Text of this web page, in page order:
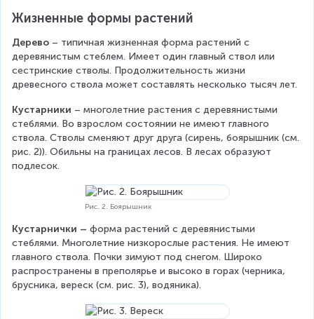
Жизненные формы растений
Дерево – типичная жизненная форма растений с
деревянистым стеблем. Имеет один главный ствол или
сестринские стволы. Продолжительность жизни
древесного ствола может составлять несколько тысяч лет.
Кустарники – многолетние растения с деревянистыми
стеблями. Во взрослом состоянии не имеют главного
ствола. Стволы сменяют друг друга (сирень, боярышник (см.
рис. 2)). Обильны на границах лесов. В лесах образуют
подлесок.
Рис. 2. Боярышник
Кустарнички – форма растений с деревянистыми
стеблями. Многолетние низкорослые растения. Не имеют
главного ствола. Почки зимуют под снегом. Широко
распространены в преполярье и высоко в горах (черника,
брусника, вереск (см. рис. 3), водяника).